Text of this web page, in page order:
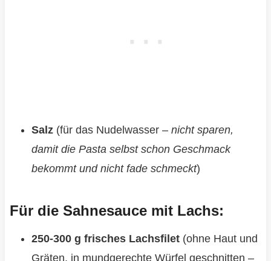
Salz(für das Nudelwasser – nicht sparen,
damit die Pasta selbst schon Geschmack
bekommt und nicht fade schmeckt)
Für die Sahnesauce mit Lachs:
250-300 g frisches Lachsfilet(ohne Haut und
Gräten, in mundgerechte Würfel geschnitten –